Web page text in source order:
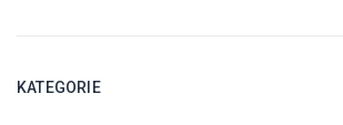
KATEGORIE